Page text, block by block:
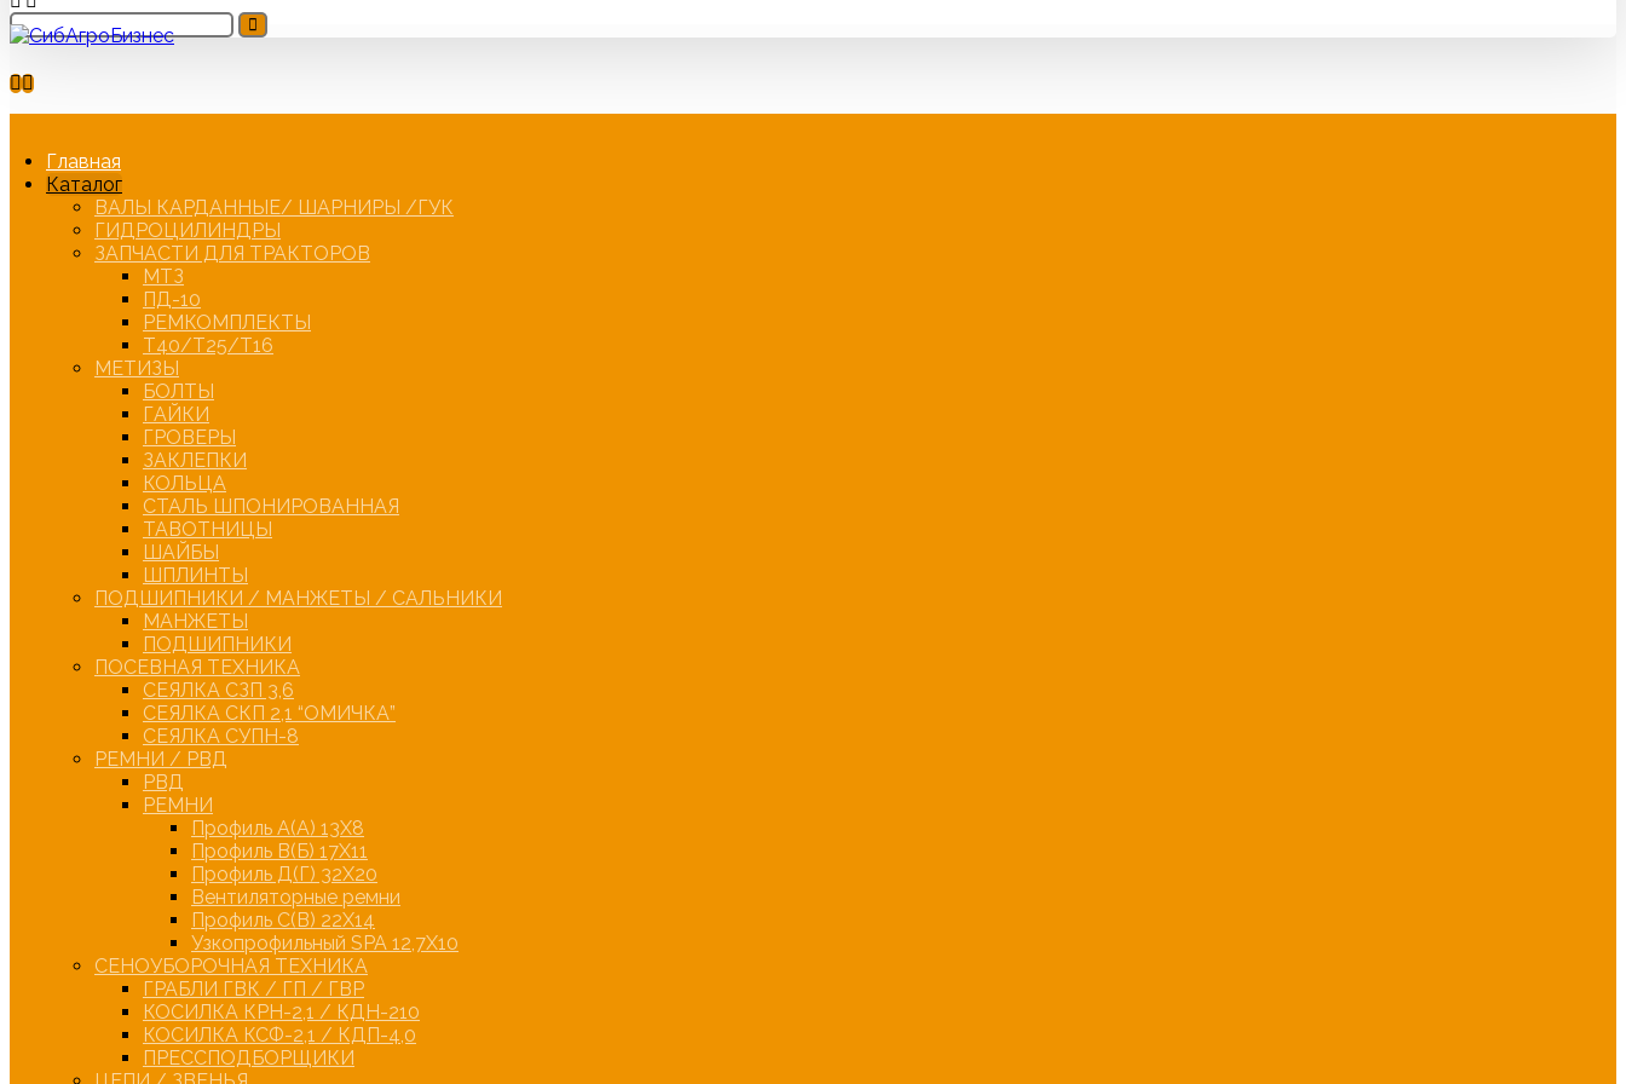
Главная
Каталог
ВАЛЫ КАРДАННЫЕ/ ШАРНИРЫ /ГУК
ГИДРОЦИЛИНДРЫ
ЗАПЧАСТИ ДЛЯ ТРАКТОРОВ
МТЗ
ПД-10
РЕМКОМПЛЕКТЫ
Т40/Т25/Т16
МЕТИЗЫ
БОЛТЫ
ГАЙКИ
ГРОВЕРЫ
ЗАКЛЕПКИ
КОЛЬЦА
СТАЛЬ ШПОНИРОВАННАЯ
ТАВОТНИЦЫ
ШАЙБЫ
ШПЛИНТЫ
ПОДШИПНИКИ / МАНЖЕТЫ / САЛЬНИКИ
МАНЖЕТЫ
ПОДШИПНИКИ
ПОСЕВНАЯ ТЕХНИКА
СЕЯЛКА СЗП 3,6
СЕЯЛКА СКП 2,1 “ОМИЧКА”
СЕЯЛКА СУПН-8
РЕМНИ / РВД
РВД
РЕМНИ
Профиль А(А) 13Х8
Профиль В(Б) 17Х11
Профиль Д(Г) 32Х20
Вентиляторные ремни
Профиль С(В) 22Х14
Узкопрофильный SPA 12,7Х10
СЕНОУБОРОЧНАЯ ТЕХНИКА
ГРАБЛИ ГВК / ГП / ГВР
КОСИЛКА КРН-2,1 / КДН-210
КОСИЛКА КСФ-2,1 / КДП-4,0
ПРЕССПОДБОРЩИКИ